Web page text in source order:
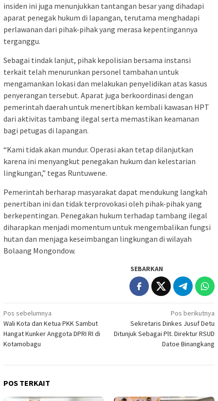
insiden ini juga menunjukkan tantangan besar yang dihadapi
aparat penegak hukum di lapangan, terutama menghadapi
perlawanan dari pihak-pihak yang merasa kepentingannya
terganggu.
Sebagai tindak lanjut, pihak kepolisian bersama instansi
terkait telah menurunkan personel tambahan untuk
mengamankan lokasi dan melakukan penyelidikan atas kasus
penyerangan tersebut. Aparat juga berkoordinasi dengan
pemerintah daerah untuk menertibkan kembali kawasan HPT
dari aktivitas tambang ilegal serta memastikan keamanan
bagi petugas di lapangan.
“Kami tidak akan mundur. Operasi akan tetap dilanjutkan
karena ini menyangkut penegakan hukum dan kelestarian
lingkungan,” tegas Runtuwene.
Pemerintah berharap masyarakat dapat mendukung langkah
penertiban ini dan tidak terprovokasi oleh pihak-pihak yang
berkepentingan. Penegakan hukum terhadap tambang ilegal
diharapkan menjadi momentum untuk mengembalikan fungsi
hutan dan menjaga keseimbangan lingkungan di wilayah
Bolaang Mongondow.
SEBARKAN
Navigasi
pos
Pos sebelumnya
Wali Kota dan Ketua PKK Sambut
Hangat Kunker Anggota DPRI RI di
Kotamobagu
Pos berikutnya
Sekretaris Dinkes Jusuf Detu
Ditunjuk Sebagai Plt. Direktur RSUD
Datoe Binangkang
POS TERKAIT